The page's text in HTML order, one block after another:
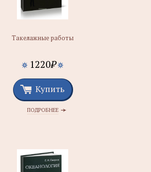
Такелажные работы
1220₽
Купить
ПОДРОБНЕЕ